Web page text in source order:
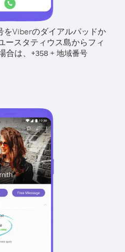
をViberのダイアルパッドか
ースタティウス島からフィ
合は、 +358 + 地域番号